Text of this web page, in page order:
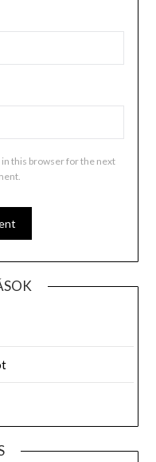
in this browser for the next